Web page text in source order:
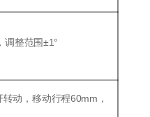
调整范围±1°
动，移动行程60mm，